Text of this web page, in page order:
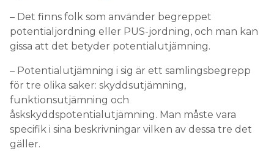
– Det finns folk som använder begreppet
potentialjordning eller PUS-jordning, och man kan
gissa att det betyder potentialutjämning.
– Potentialutjämning i sig är ett samlingsbegrepp
för tre olika saker: skyddsutjämning,
funktionsutjämning och
åskskyddspotentialutjämning. Man måste vara
specifik i sina beskrivningar vilken av dessa tre det
gäller.